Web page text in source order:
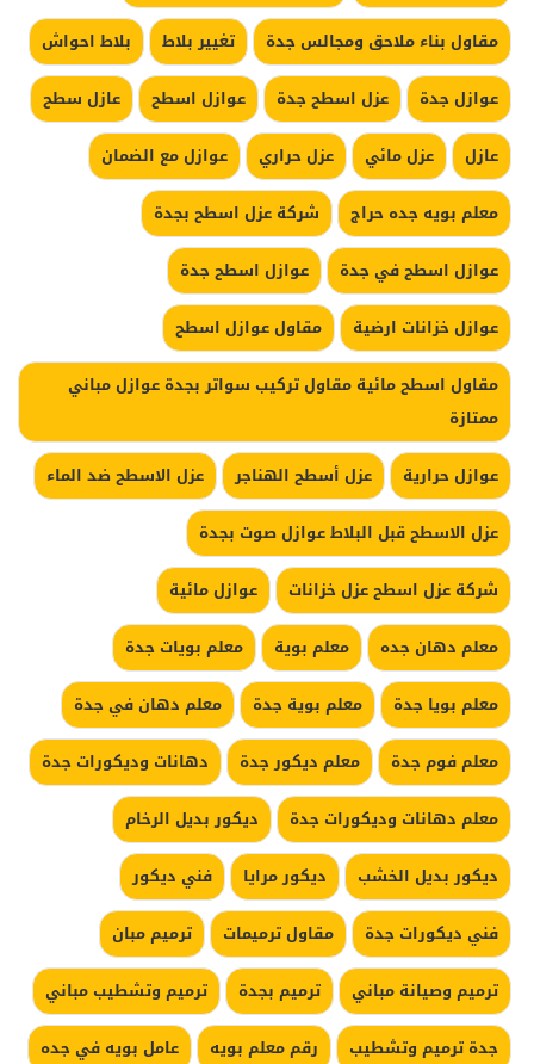
مقاول بناء ملاحق ومجالس جدة
تغيير بلاط
بلاط احواش
عوازل جدة
عزل اسطح جدة عوازل اسطح
عازل سطح
عازل
عزل مائي عزل حراري
عوازل مع الضمان
معلم بويه جده حراج
شركة عزل اسطح بجدة
عوازل اسطح في جدة
عوازل اسطح جدة
عوازل خزانات ارضية
مقاول عوازل اسطح
مقاول اسطح مائية مقاول تركيب سواتر بجدة عوازل مباني
ممتازة
عوازل حرارية
عزل أسطح الهناجر
عزل الاسطح ضد الماء
عزل الاسطح قبل البلاط عوازل صوت بجدة
شركة عزل اسطح عزل خزانات
عوازل مائية
معلم دهان جده
معلم بوية
معلم بويات جدة
معلم بويا جدة
معلم بوية جدة
معلم دهان في جدة
معلم فوم جدة
معلم ديكور جدة
دهانات وديكورات جدة
معلم دهانات وديكورات جدة
ديكور بديل الرخام
ديكور بديل الخشب
ديكور مرايا
فني ديكور
فني ديكورات جدة
مقاول ترميمات
ترميم مبان
ترميم وصيانة مباني
ترميم بجدة
ترميم وتشطيب مباني
جدة ترميم وتشطيب
رقم معلم بويه
عامل بويه في جده